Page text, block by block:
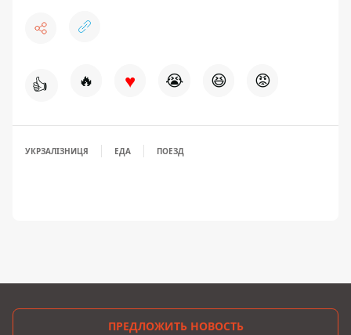
👍 🔥 ♥ 😭 😆 😡
УКРЗАЛІЗНИЦЯ ЕДА ПОЕЗД
ПРЕДЛОЖИТЬ НОВОСТЬ